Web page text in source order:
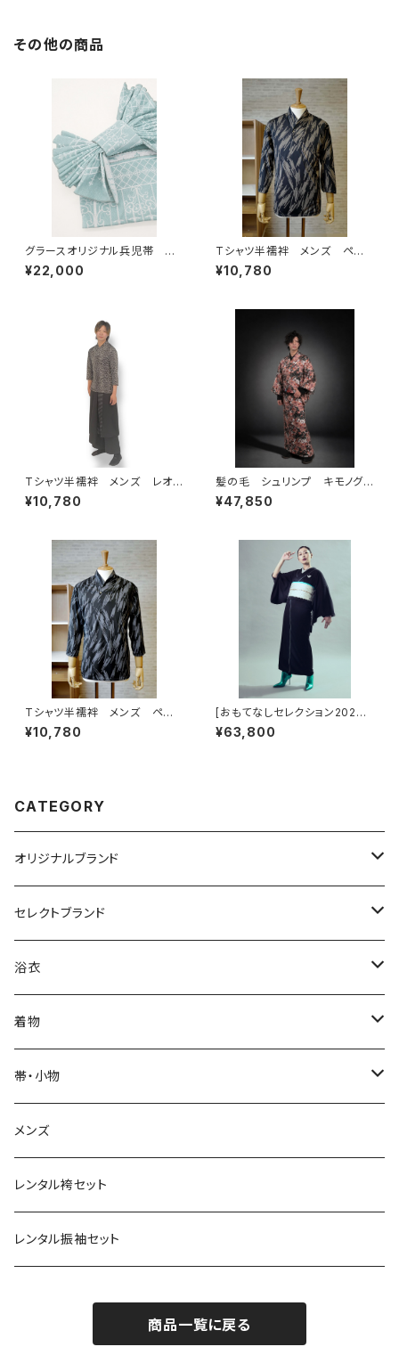
その他の商品
グラースオリジナル兵児帯 ア
イアンフェンス ターコイズ×プ
ラチナ ポリエステル100％
¥22,000
Tシャツ半襦袢 メンズ ペイ
ント柄 ネイビー
¥10,780
Tシャツ半襦袢 メンズ レオパ
ード グレー
¥10,780
髪の毛 シュリンプ キモノグラ
ース×ローブジャポニカコラボ
浴衣 メンズ 麻100％
¥47,850
Tシャツ半襦袢 メンズ ペイ
ント柄 グレー
¥10,780
[おもてなしセレクション2024
受賞]KIMONOanne.vol2掲
載 コラボオリジナル リフレク
¥63,800
CATEGORY
オリジナルブランド
カジュアル着物
単衣
袷
浴衣
レディース
メンズ
帯
名古屋帯
半巾帯
羽織・コート
羽織
コート
草履・下駄
草履
雪駄
小物
帯揚
KIMONOanne.コラボ
セレクトブランド
IKS COLLECTION
JUNKO KOSHINO
撫松庵
モダンアンテナ
ROBE JAPONICA
井原デニム
浴衣
レディース浴衣
メンズ浴衣
球団承認カープ浴衣
サンフレッチェ広島浴衣
浴衣小物
着物
着物
単衣
袷
羽織・コート
羽織
コート
帯・小物
帯
名古屋帯
半巾帯
小物
帯揚
草履・下駄
メンズ
レンタル袴セット
レンタル振袖セット
商品一覧に戻る